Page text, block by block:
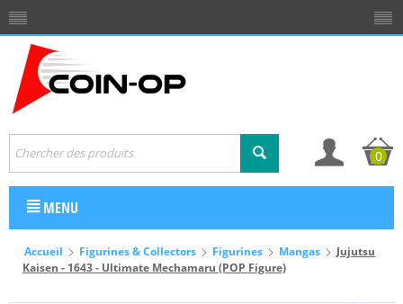
0
MENU
Accueil Figurines & Collectors Figurines Mangas
Jujutsu
Kaisen - 1643 - Ultimate Mechamaru (POP Figure)